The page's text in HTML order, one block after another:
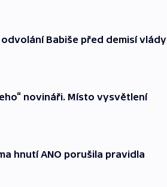
Babiše před demisí vlády
novináři. Místo vysvětlení
hnutí ANO porušila pravidla